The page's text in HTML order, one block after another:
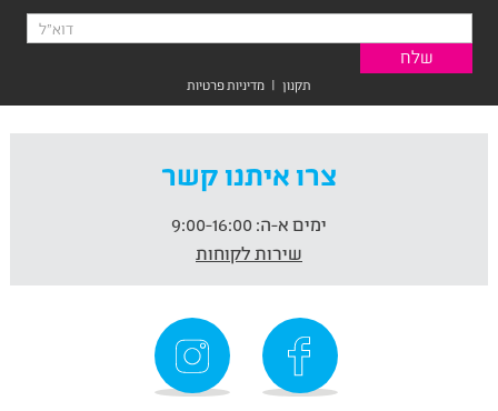
תקנון | מדיניות פרטיות
צרו איתנו קשר
ימים א-ה:
שירות לקוחות